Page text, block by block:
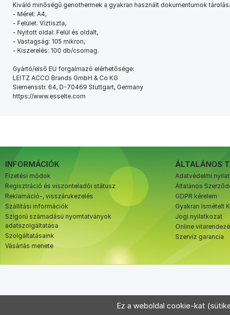
Kiváló minőségű genothermek a gyakran használt dokumentumok
- Méret: A4,
- Felület: Víztiszta,
- Nyitott oldal: Felül és oldalt,
- Vastagság: 105 mikron,
- Kiszerelés: 100 db/csomag.
Gyártó/első EU forgalmazó elérhetősége:
LEITZ ACCO Brands GmbH & Co KG
Siemensstr. 64, D-70469 Stuttgart, Germany
https://www.esselte.com
INFORMÁCIÓK
Fizetési módok
Regisztráció és viszonteladói státusz
Reklamáció-, visszárukezelés
Szállítási információk
Szigorú számadású nyomtatványok
adatszolgáltatása
Szolgáltatásaink
Vásárlás menete
ÁLTALÁNOS
Adatvédelmi
Általános
GDPR kérelem
Gyakran Ismételt
Jogi nyilatkozat
Online
Szervíz garancia
Ez a weboldal cookie-kat